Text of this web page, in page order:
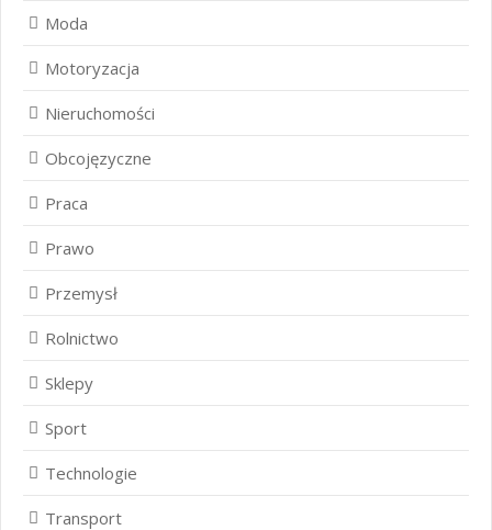
Moda
Motoryzacja
Nieruchomości
Obcojęzyczne
Praca
Prawo
Przemysł
Rolnictwo
Sklepy
Sport
Technologie
Transport